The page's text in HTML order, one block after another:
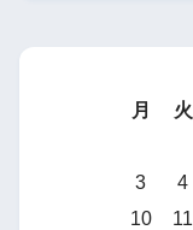
月
火
3
4
10
11